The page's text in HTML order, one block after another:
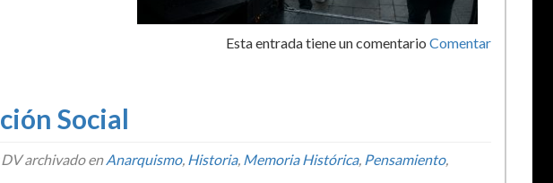
Esta entrada tiene un comentarioComentar
Social
archivado enAnarquismo, Historia, Memoria Histórica, Pensamiento,